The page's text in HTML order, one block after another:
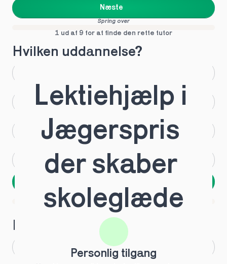
Næste
Spring over
1 ud af 9 for at finde den rette tutor
Hvilken uddannelse?
HTX HF
IB EUX
Andet Ved ikke
Spring over
1 ud af 9 for at finde den rette tutor
Hvilken årgang?
Lektiehjælp i
Jægerspris
der skaber
skoleglæde
Personlig tilgang